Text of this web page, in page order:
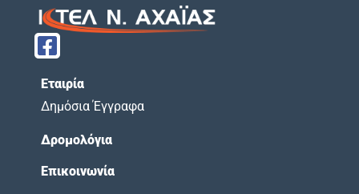
Εταιρία
Δημόσια Έγγραφα
Δρομολόγια
Επικοινωνία